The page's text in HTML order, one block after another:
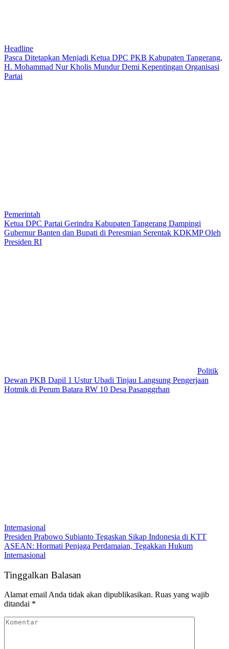
Headline
Pasca Ditetapkan Menjadi Ketua DPC PKB Kabupaten Tangerang,
H. Mohammad Nur Kholis Mundur Demi Kepentingan Organisasi
Partai
Pemerintah
Ketua DPC Partai Gerindra Kabupaten Tangerang Dampingi
Gubernur Banten dan Bupati di Peresmian Serentak KDKMP Oleh
Presiden RI
Politik
Dewan PKB Dapil 1 Ustur Ubadi Tinjau Langsung Pengerjaan
Hotmik di Perum Batara RW 10 Desa Pasanggrhan
Internasional
Presiden Prabowo Subianto Tegaskan Sikap Indonesia di KTT
ASEAN: Hormati Penjaga Perdamaian, Tegakkan Hukum
Internasional
Tinggalkan Balasan
Alamat email Anda tidak akan dipublikasikan. Ruas yang wajib
ditandai *